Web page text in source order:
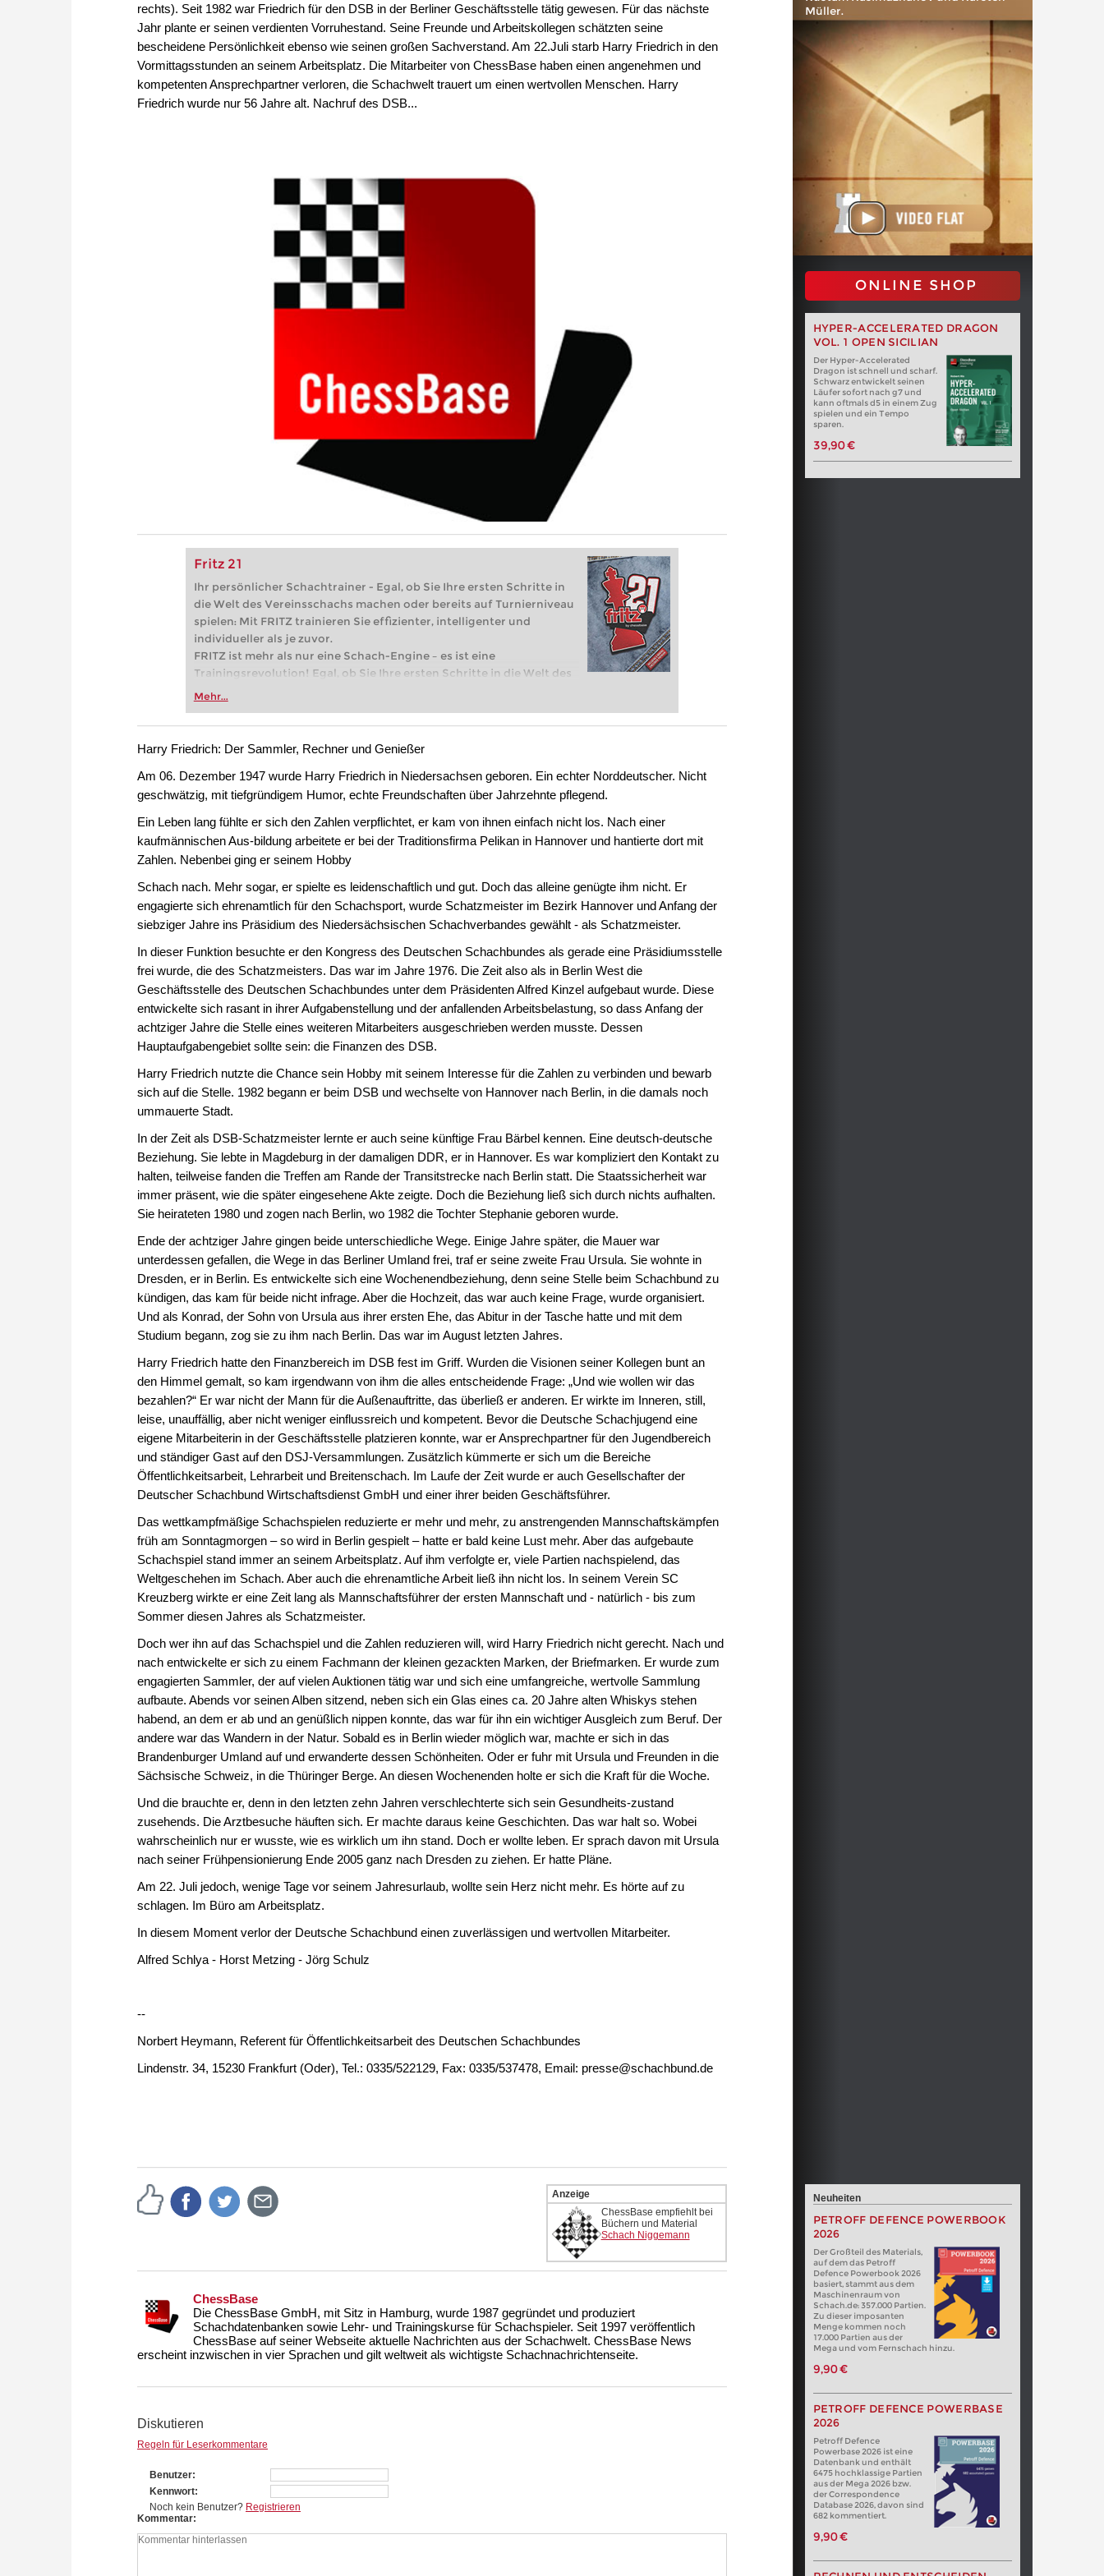
rechts). Seit 1982 war Friedrich für den DSB in der Berliner Geschäftsstelle tätig gewesen. Für das nächste
Jahr plante er seinen verdienten Vorruhestand. Seine Freunde und Arbeitskollegen schätzten seine
bescheidene Persönlichkeit ebenso wie seinen großen Sachverstand. Am 22.Juli starb Harry Friedrich in den
Vormittagsstunden an seinem Arbeitsplatz. Die Mitarbeiter von ChessBase haben einen angenehmen und
kompetenten Ansprechpartner verloren, die Schachwelt trauert um einen wertvollen Menschen. Harry
Friedrich wurde nur 56 Jahre alt. Nachruf des DSB...
Fritz 21
Ihr persönlicher Schachtrainer - Egal, ob Sie Ihre ersten Schritte in
die Welt des Vereinsschachs machen oder bereits auf Turnierniveau
spielen: Mit FRITZ trainieren Sie effizienter, intelligenter und
individueller als je zuvor.
FRITZ ist mehr als nur eine Schach-Engine – es ist eine
Trainingsrevolution! Egal, ob Sie Ihre ersten Schritte in die Welt des
Vereinsschachs machen oder bereits auf Turnierniveau spielen: Mit
zuvor.
Mehr...
Müller.
ONLINE SHOP
HYPER-ACCELERATED DRAGON
VOL. 1 OPEN SICILIAN
Der Hyper-Accelerated
Dragon ist schnell und scharf.
Schwarz entwickelt seinen
Läufer sofort nach g7 und
kann oftmals d5 in einem Zug
spielen und ein Tempo
sparen.
39,90 €
Harry Friedrich: Der Sammler, Rechner und Genießer
Am 06. Dezember 1947 wurde Harry Friedrich in Niedersachsen geboren. Ein echter Norddeutscher. Nicht
geschwätzig, mit tiefgründigem Humor, echte Freundschaften über Jahrzehnte pflegend.
Ein Leben lang fühlte er sich den Zahlen verpflichtet, er kam von ihnen einfach nicht los. Nach einer
kaufmännischen Aus-bildung arbeitete er bei der Traditionsfirma Pelikan in Hannover und hantierte dort mit
Zahlen. Nebenbei ging er seinem Hobby
Schach nach. Mehr sogar, er spielte es leidenschaftlich und gut. Doch das alleine genügte ihm nicht. Er
engagierte sich ehrenamtlich für den Schachsport, wurde Schatzmeister im Bezirk Hannover und Anfang der
siebziger Jahre ins Präsidium des Niedersächsischen Schachverbandes gewählt - als Schatzmeister.
In dieser Funktion besuchte er den Kongress des Deutschen Schachbundes als gerade eine Präsidiumsstelle
frei wurde, die des Schatzmeisters. Das war im Jahre 1976. Die Zeit also als in Berlin West die
Geschäftsstelle des Deutschen Schachbundes unter dem Präsidenten Alfred Kinzel aufgebaut wurde. Diese
entwickelte sich rasant in ihrer Aufgabenstellung und der anfallenden Arbeitsbelastung, so dass Anfang der
achtziger Jahre die Stelle eines weiteren Mitarbeiters ausgeschrieben werden musste. Dessen
Hauptaufgabengebiet sollte sein: die Finanzen des DSB.
Harry Friedrich nutzte die Chance sein Hobby mit seinem Interesse für die Zahlen zu verbinden und bewarb
sich auf die Stelle. 1982 begann er beim DSB und wechselte von Hannover nach Berlin, in die damals noch
ummauerte Stadt.
In der Zeit als DSB-Schatzmeister lernte er auch seine künftige Frau Bärbel kennen. Eine deutsch-deutsche
Beziehung. Sie lebte in Magdeburg in der damaligen DDR, er in Hannover. Es war kompliziert den Kontakt zu
halten, teilweise fanden die Treffen am Rande der Transitstrecke nach Berlin statt. Die Staatssicherheit war
immer präsent, wie die später eingesehene Akte zeigte. Doch die Beziehung ließ sich durch nichts aufhalten.
Sie heirateten 1980 und zogen nach Berlin, wo 1982 die Tochter Stephanie geboren wurde.
Ende der achtziger Jahre gingen beide unterschiedliche Wege. Einige Jahre später, die Mauer war
unterdessen gefallen, die Wege in das Berliner Umland frei, traf er seine zweite Frau Ursula. Sie wohnte in
Dresden, er in Berlin. Es entwickelte sich eine Wochenendbeziehung, denn seine Stelle beim Schachbund zu
kündigen, das kam für beide nicht infrage. Aber die Hochzeit, das war auch keine Frage, wurde organisiert.
Und als Konrad, der Sohn von Ursula aus ihrer ersten Ehe, das Abitur in der Tasche hatte und mit dem
Studium begann, zog sie zu ihm nach Berlin. Das war im August letzten Jahres.
Harry Friedrich hatte den Finanzbereich im DSB fest im Griff. Wurden die Visionen seiner Kollegen bunt an
den Himmel gemalt, so kam irgendwann von ihm die alles entscheidende Frage: „Und wie wollen wir das
bezahlen?“ Er war nicht der Mann für die Außenauftritte, das überließ er anderen. Er wirkte im Inneren, still,
leise, unauffällig, aber nicht weniger einflussreich und kompetent. Bevor die Deutsche Schachjugend eine
eigene Mitarbeiterin in der Geschäftsstelle platzieren konnte, war er Ansprechpartner für den Jugendbereich
und ständiger Gast auf den DSJ-Versammlungen. Zusätzlich kümmerte er sich um die Bereiche
Öffentlichkeitsarbeit, Lehrarbeit und Breitenschach. Im Laufe der Zeit wurde er auch Gesellschafter der
Deutscher Schachbund Wirtschaftsdienst GmbH und einer ihrer beiden Geschäftsführer.
Das wettkampfmäßige Schachspielen reduzierte er mehr und mehr, zu anstrengenden Mannschaftskämpfen
früh am Sonntagmorgen – so wird in Berlin gespielt – hatte er bald keine Lust mehr. Aber das aufgebaute
Schachspiel stand immer an seinem Arbeitsplatz. Auf ihm verfolgte er, viele Partien nachspielend, das
Weltgeschehen im Schach. Aber auch die ehrenamtliche Arbeit ließ ihn nicht los. In seinem Verein SC
Kreuzberg wirkte er eine Zeit lang als Mannschaftsführer der ersten Mannschaft und - natürlich - bis zum
Sommer diesen Jahres als Schatzmeister.
Doch wer ihn auf das Schachspiel und die Zahlen reduzieren will, wird Harry Friedrich nicht gerecht. Nach und
nach entwickelte er sich zu einem Fachmann der kleinen gezackten Marken, der Briefmarken. Er wurde zum
engagierten Sammler, der auf vielen Auktionen tätig war und sich eine umfangreiche, wertvolle Sammlung
aufbaute. Abends vor seinen Alben sitzend, neben sich ein Glas eines ca. 20 Jahre alten Whiskys stehen
habend, an dem er ab und an genüßlich nippen konnte, das war für ihn ein wichtiger Ausgleich zum Beruf. Der
andere war das Wandern in der Natur. Sobald es in Berlin wieder möglich war, machte er sich in das
Brandenburger Umland auf und erwanderte dessen Schönheiten. Oder er fuhr mit Ursula und Freunden in die
Sächsische Schweiz, in die Thüringer Berge. An diesen Wochenenden holte er sich die Kraft für die Woche.
Und die brauchte er, denn in den letzten zehn Jahren verschlechterte sich sein Gesundheits-zustand
zusehends. Die Arztbesuche häuften sich. Er machte daraus keine Geschichten. Das war halt so. Wobei
wahrscheinlich nur er wusste, wie es wirklich um ihn stand. Doch er wollte leben. Er sprach davon mit Ursula
nach seiner Frühpensionierung Ende 2005 ganz nach Dresden zu ziehen. Er hatte Pläne.
Am 22. Juli jedoch, wenige Tage vor seinem Jahresurlaub, wollte sein Herz nicht mehr. Es hörte auf zu
schlagen. Im Büro am Arbeitsplatz.
In diesem Moment verlor der Deutsche Schachbund einen zuverlässigen und wertvollen Mitarbeiter.
Alfred Schlya - Horst Metzing - Jörg Schulz
--
Norbert Heymann, Referent für Öffentlichkeitsarbeit des Deutschen Schachbundes
Lindenstr. 34, 15230 Frankfurt (Oder), Tel.: 0335/522129, Fax: 0335/537478, Email: presse@schachbund.de
Anzeige
ChessBase empfiehlt bei
Büchern und Material
Schach Niggemann
ChessBase
Die ChessBase GmbH, mit Sitz in Hamburg, wurde 1987 gegründet und produziert
Schachdatenbanken sowie Lehr- und Trainingskurse für Schachspieler. Seit 1997 veröffentlich
ChessBase auf seiner Webseite aktuelle Nachrichten aus der Schachwelt. ChessBase News
erscheint inzwischen in vier Sprachen und gilt weltweit als wichtigste Schachnachrichtenseite.
Diskutieren
Regeln für Leserkommentare
Benutzer
Kennwort
Noch kein Benutzer? Registrieren
Kommentar
Neuheiten
PETROFF DEFENCE POWERBOOK
2026
Der Großteil des Materials,
auf dem das Petroff
Defence Powerbook 2026
basiert, stammt aus dem
Maschinenraum von
Schach.de: 357.000 Partien.
Zu dieser imposanten
Menge kommen noch
17.000 Partien aus der
Mega und vom Fernschach hinzu.
9,90 €
PETROFF DEFENCE POWERBASE
2026
Petroff Defence
Powerbase 2026 ist eine
Datenbank und enthält
6475 hochklassige Partien
aus der Mega 2026 bzw.
der Correspondence
Database 2026, davon sind
682 kommentiert.
9,90 €